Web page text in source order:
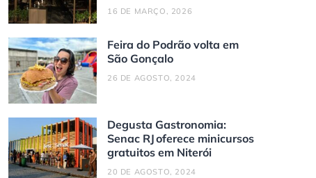
16 DE MARÇO, 2026
Feira do Podrão volta em
São Gonçalo
26 DE AGOSTO, 2024
Degusta Gastronomia:
Senac RJ oferece minicursos
gratuitos em Niterói
20 DE AGOSTO, 2024